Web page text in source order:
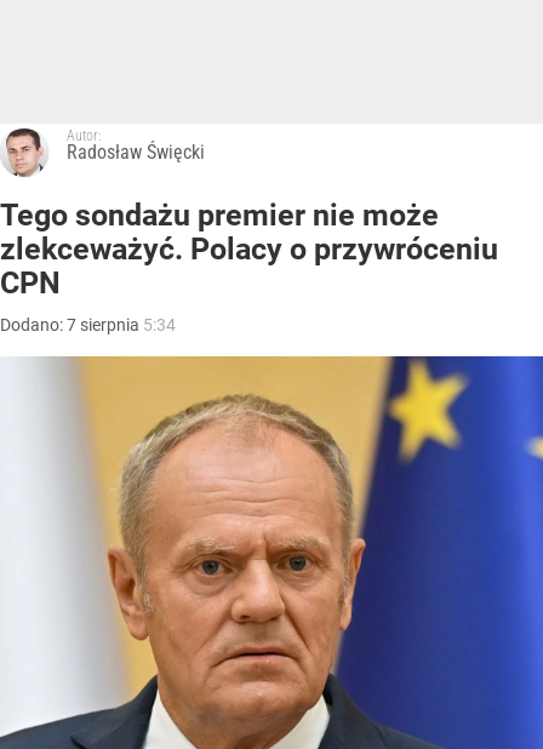
Autor:
Radosław Święcki
Tego sondażu premier nie może
zlekceważyć. Polacy o przywróceniu
CPN
Dodano:7 sierpnia 5:34